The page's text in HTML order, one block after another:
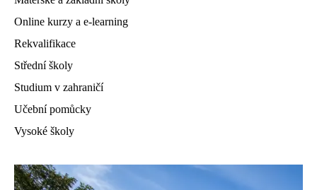
Online kurzy a e-learning
Rekvalifikace
Střední školy
Studium v zahraničí
Učební pomůcky
Vysoké školy